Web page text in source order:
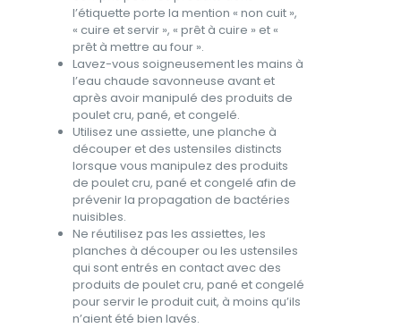
l’étiquette porte la mention « non cuit »,
« cuire et servir », « prêt à cuire » et «
prêt à mettre au four ».
Lavez-vous soigneusement les mains à
l’eau chaude savonneuse avant et
après avoir manipulé des produits de
poulet cru, pané, et congelé.
Utilisez une assiette, une planche à
découper et des ustensiles distincts
lorsque vous manipulez des produits
de poulet cru, pané et congelé afin de
prévenir la propagation de bactéries
nuisibles.
Ne réutilisez pas les assiettes, les
planches à découper ou les ustensiles
qui sont entrés en contact avec des
produits de poulet cru, pané et congelé
pour servir le produit cuit, à moins qu’ils
n’aient été bien lavés.